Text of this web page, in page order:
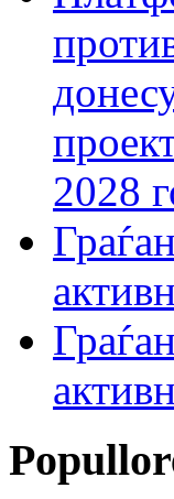
2028